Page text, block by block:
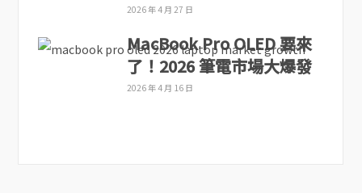
2026 年 4 月 27 日
MacBook Pro OLED 要來
了！2026 筆電市場大爆發
2026 年 4 月 16 日